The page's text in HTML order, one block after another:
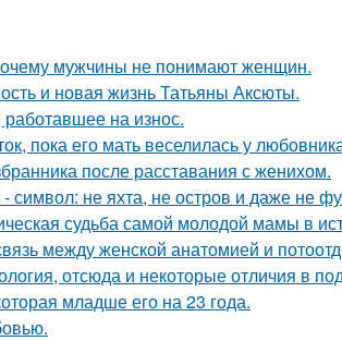
мужчины не понимают женщин.
и новая жизнь Татьяны Аксюты.
на износ.
пока его мать веселилась у
после расставания с женихом.
символ: не яхта, не остров и даже не
судьба самой молодой мамы в
между женской анатомией и
отсюда и некоторые отличия в
младше его на 23 года.